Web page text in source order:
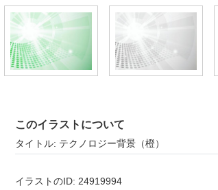
このイラストについて
タイトル: テクノロジー背景（橙）
イラストのID: 24919994